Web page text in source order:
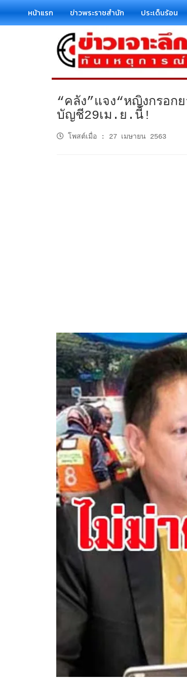
หน้าแรก ข่าวพระราชสำนัก ประเด็นร้อน
“คลัง”แจง“หญิงกรอก
บัญชี29เม.ย.นี้!
โพสต์เมื่อ : 27 เมษายน 2563